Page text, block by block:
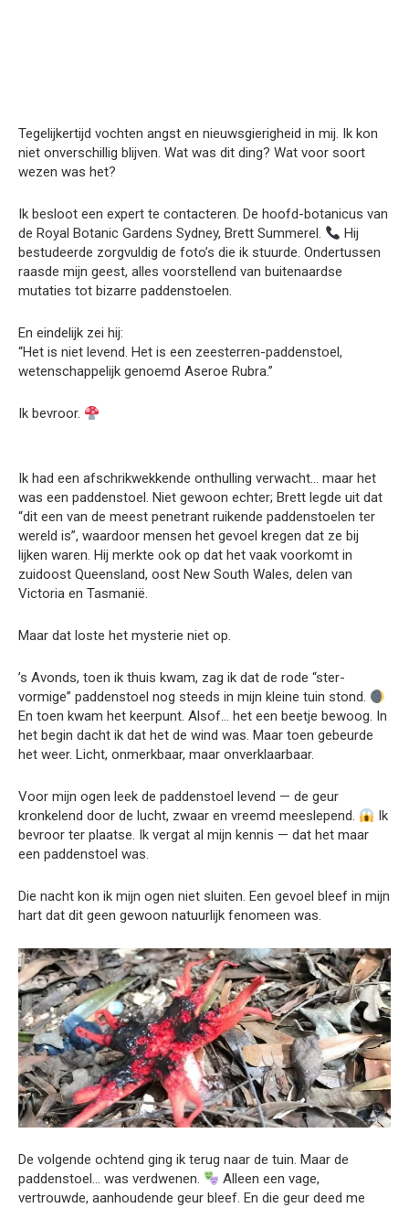
Tegelijkertijd vochten angst en nieuwsgierigheid in mij. Ik kon
niet onverschillig blijven. Wat was dit ding? Wat voor soort
wezen was het?
Ik besloot een expert te contacteren. De hoofd-botanicus van
de Royal Botanic Gardens Sydney, Brett Summerel.
Hij
bestudeerde zorgvuldig de foto’s die ik stuurde. Ondertussen
raasde mijn geest, alles voorstellend van buitenaardse
mutaties tot bizarre paddenstoelen.
En eindelijk zei hij:
“Het is niet levend. Het is een zeesterren-paddenstoel,
wetenschappelijk genoemd Aseroe Rubra.”
Ik bevroor.
Ik had een afschrikwekkende onthulling verwacht… maar het
was een paddenstoel. Niet gewoon echter; Brett legde uit dat
“dit een van de meest penetrant ruikende paddenstoelen ter
wereld is”, waardoor mensen het gevoel kregen dat ze bij
lijken waren. Hij merkte ook op dat het vaak voorkomt in
zuidoost Queensland, oost New South Wales, delen van
Victoria en Tasmanië.
Maar dat loste het mysterie niet op.
’s Avonds, toen ik thuis kwam, zag ik dat de rode “ster-
vormige” paddenstoel nog steeds in mijn kleine tuin stond.
En toen kwam het keerpunt. Alsof… het een beetje bewoog. In
het begin dacht ik dat het de wind was. Maar toen gebeurde
het weer. Licht, onmerkbaar, maar onverklaarbaar.
Voor mijn ogen leek de paddenstoel levend — de geur
kronkelend door de lucht, zwaar en vreemd meeslepend.
Ik
bevroor ter plaatse. Ik vergat al mijn kennis — dat het maar
een paddenstoel was.
Die nacht kon ik mijn ogen niet sluiten. Een gevoel bleef in mijn
hart dat dit geen gewoon natuurlijk fenomeen was.
De volgende ochtend ging ik terug naar de tuin. Maar de
paddenstoel… was verdwenen.
Alleen een vage,
vertrouwde, aanhoudende geur bleef. En die geur deed me